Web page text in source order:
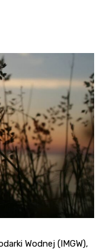
Wodnej (IMGW),